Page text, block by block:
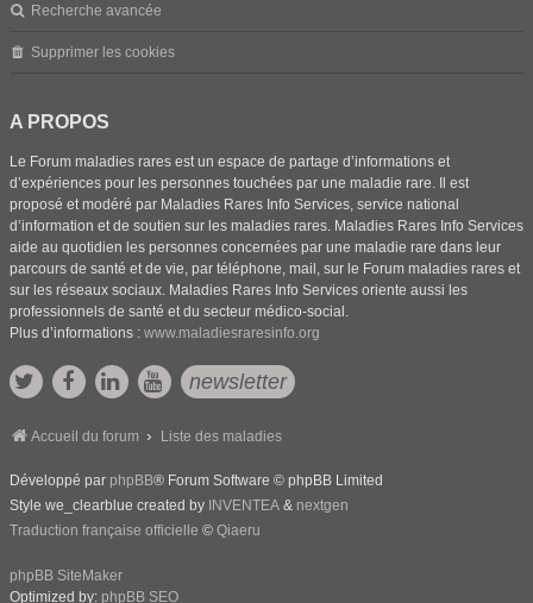
Recherche avancée
Supprimer les cookies
A PROPOS
Le Forum maladies rares est un espace de partage d’informations et
d’expériences pour les personnes touchées par une maladie rare. Il est
proposé et modéré par Maladies Rares Info Services, service national
d’information et de soutien sur les maladies rares. Maladies Rares Info Services
aide au quotidien les personnes concernées par une maladie rare dans leur
parcours de santé et de vie, par téléphone, mail, sur le Forum maladies rares et
sur les réseaux sociaux. Maladies Rares Info Services oriente aussi les
professionnels de santé et du secteur médico-social.
Plus d’informations : www.maladiesraresinfo.org
newsletter
Accueil du forum Liste des maladies
Développé par phpBB® Forum Software © phpBB Limited
Style we_clearblue created by INVENTEA & nextgen
Traduction française officielle © Qiaeru
phpBB SiteMaker
Optimized by: phpBB SEO